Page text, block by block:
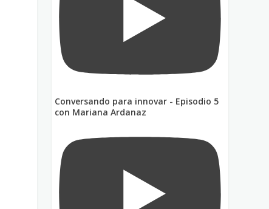
Conversando para innovar - Episodio 5
con Mariana Ardanaz